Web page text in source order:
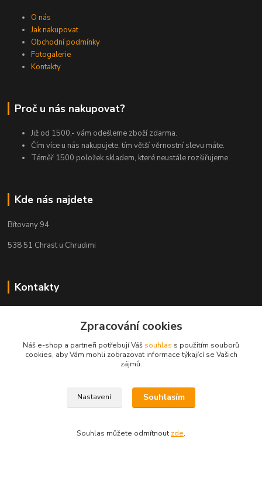
O nás
Jak nakupovat
Obchodní podmínky
Fotogalerie
Kontakty
Proč u nás nakupovat?
Již od 1500,- vám odešleme zboží zdarma.
Čím více u nás nakupujete, tím větší věrnostní slevu máte.
Téměř 1500 položek skladem, které neustále rozšiřujeme.
Kde nás najdete
Bítovany 94
538 51 Chrast u Chrudimi
Kontakty
+420 777 153 450
Zpracování cookies
Náš e-shop a partneři potřebují Váš souhlas s použitím souborů
cookies, aby Vám mohli zobrazovat informace týkající se Vašich
zájmů.
Nastavení Souhlasím
Souhlas můžete odmítnout zde.